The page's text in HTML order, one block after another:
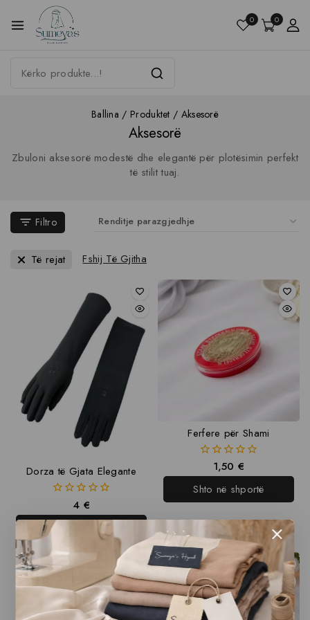
0 0
Ballina / Produktet / Aksesorë
Aksesorë
Zbuloni aksesorë modestë dhe elegantë për plotësimin perfekt
të stilit tuaj.
Filtro
Të rejat Fshij Të Gjitha
Dorza të Gjata Elegante
out
of
4 €
Shto në shportë
Ferfere për Shami
out
of
1,50€
Shto në shportë